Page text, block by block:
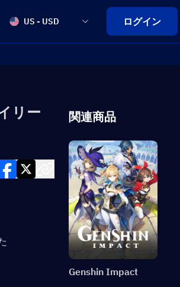
US - USD ログイン
リー 関連商品
Genshin Impact